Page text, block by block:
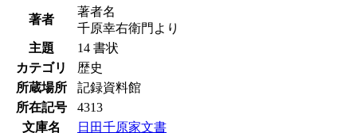
著者
著者名
千原幸右衛門より
主題
14 書状
カテゴリ
歴史
所蔵場所
記録資料館
所在記号
4313
文庫名
日田千原家文書